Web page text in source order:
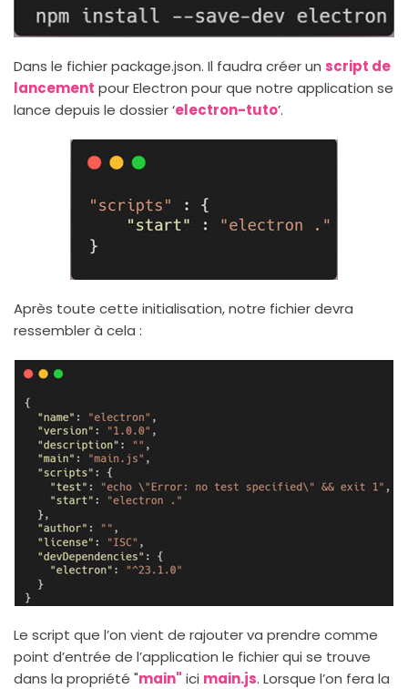
Dans le fichier package.json. Il faudra créer un script de
lancement pour Electron pour que notre application se
lance depuis le dossier ‘electron-tuto’.
Après toute cette initialisation, notre fichier devra
ressembler à cela :
Le script que l’on vient de rajouter va prendre comme
point d’entrée de l’application le fichier qui se trouve
dans la propriété "main" ici main.js. Lorsque l’on fera la